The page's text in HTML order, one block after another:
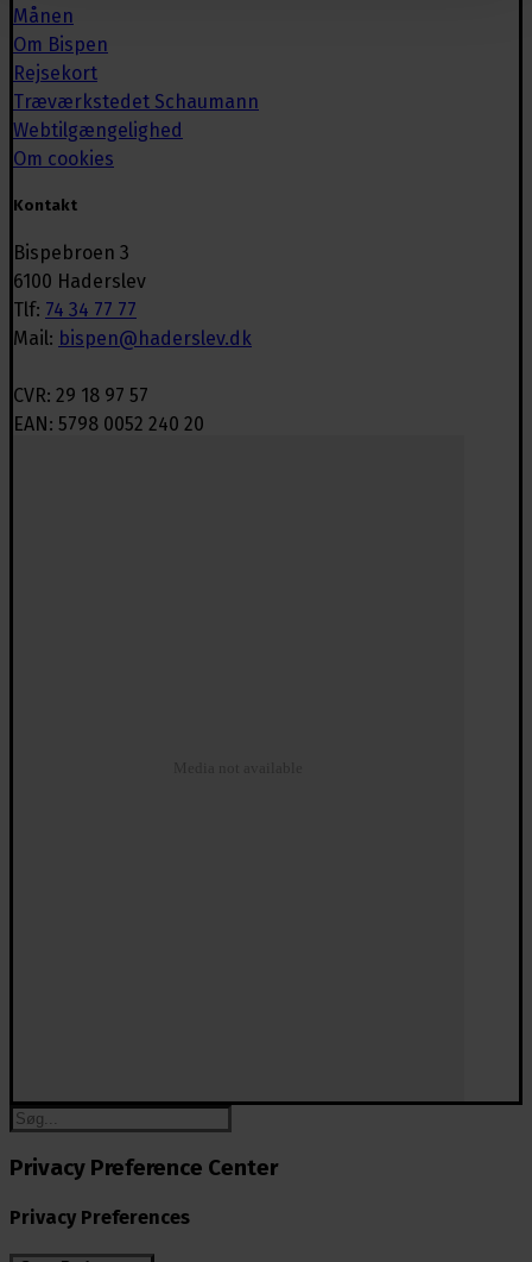
Månen
Om Bispen
Rejsekort
Træværkstedet Schaumann
Webtilgængelighed
Om cookies
Kontakt
Bispebroen 3
6100 Haderslev
Tlf: 74 34 77 77
Mail: bispen@haderslev.dk
CVR: 29 18 97 57
EAN: 5798 0052 240 20
Privacy Preference Center
Privacy Preferences